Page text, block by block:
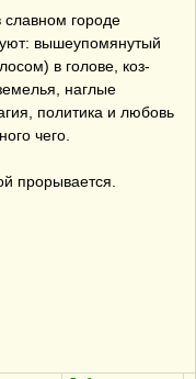
городе
вышеупомянутый
в голове, коз-
наглые
политика и любовь
чего.
прорывается.